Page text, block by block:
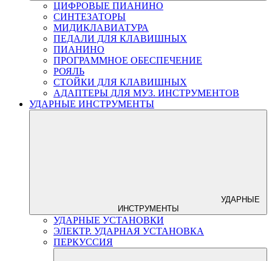
ЦИФРОВЫЕ ПИАНИНО
СИНТЕЗАТОРЫ
МИДИКЛАВИАТУРА
ПЕДАЛИ ДЛЯ КЛАВИШНЫХ
ПИАНИНО
ПРОГРАММНОЕ ОБЕСПЕЧЕНИЕ
РОЯЛЬ
СТОЙКИ ДЛЯ КЛАВИШНЫХ
АДАПТЕРЫ ДЛЯ МУЗ. ИНСТРУМЕНТОВ
УДАРНЫЕ ИНСТРУМЕНТЫ
УДАРНЫЕ
ИНСТРУМЕНТЫ
УДАРНЫЕ УСТАНОВКИ
ЭЛЕКТР. УДАРНАЯ УСТАНОВКА
ПЕРКУССИЯ